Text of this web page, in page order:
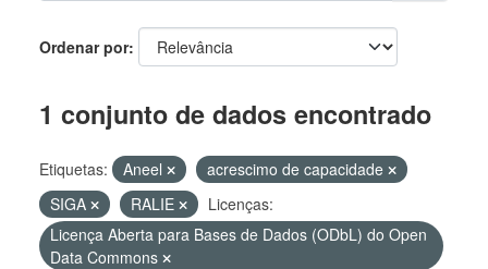
Ordenar por
1 conjunto de dados encontrado
Etiquetas: Aneel
acrescimo de capacidade
SIGA
RALIE
Licenças:
Licença Aberta para Bases de Dados (ODbL) do Open
Data Commons